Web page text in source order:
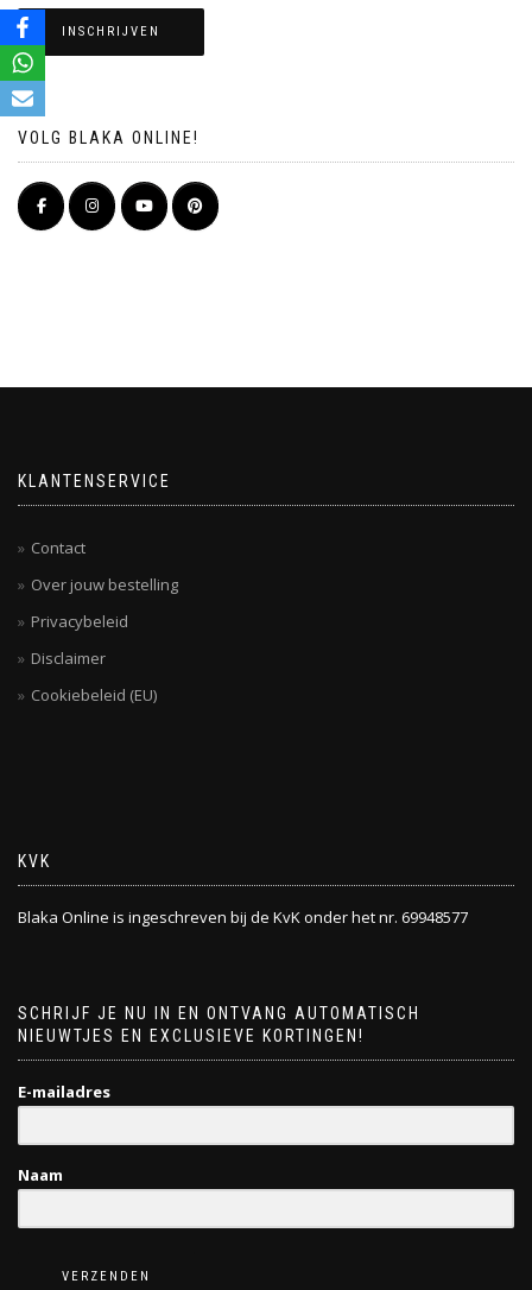
INSCHRIJVEN
VOLG BLAKA ONLINE!
KLANTENSERVICE
Contact
Over jouw bestelling
Privacybeleid
Disclaimer
Cookiebeleid (EU)
KVK
Blaka Online is ingeschreven bij de KvK onder het nr. 69948577
SCHRIJF JE NU IN EN ONTVANG AUTOMATISCH
NIEUWTJES EN EXCLUSIEVE KORTINGEN!
E-mailadres
Naam
VERZENDEN